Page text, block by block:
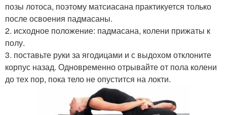
позы лотоса, поэтому матсиасана практикуется только
после освоения падмасаны.
2. исходное положение: падмасана, колени прижаты к
полу.
3. поставьте руки за ягодицами и с выдохом отклоните
корпус назад. Одновременно отрывайте от пола колени
до тех пор, пока тело не опустится на локти.